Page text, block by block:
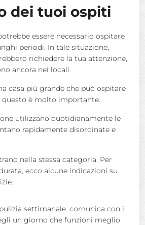
dei tuoi ospiti
essere necessario ospitare
periodi. In tale situazione,
richiedere la tua attenzione,
ancora nei locali.
casa più grande che può ospitare
è molto importante.
utilizzano quotidianamente le
rapidamente disordinate e
nella stessa categoria. Per
ecco alcune indicazioni su
settimanale: comunica con i
un giorno che funzioni meglio